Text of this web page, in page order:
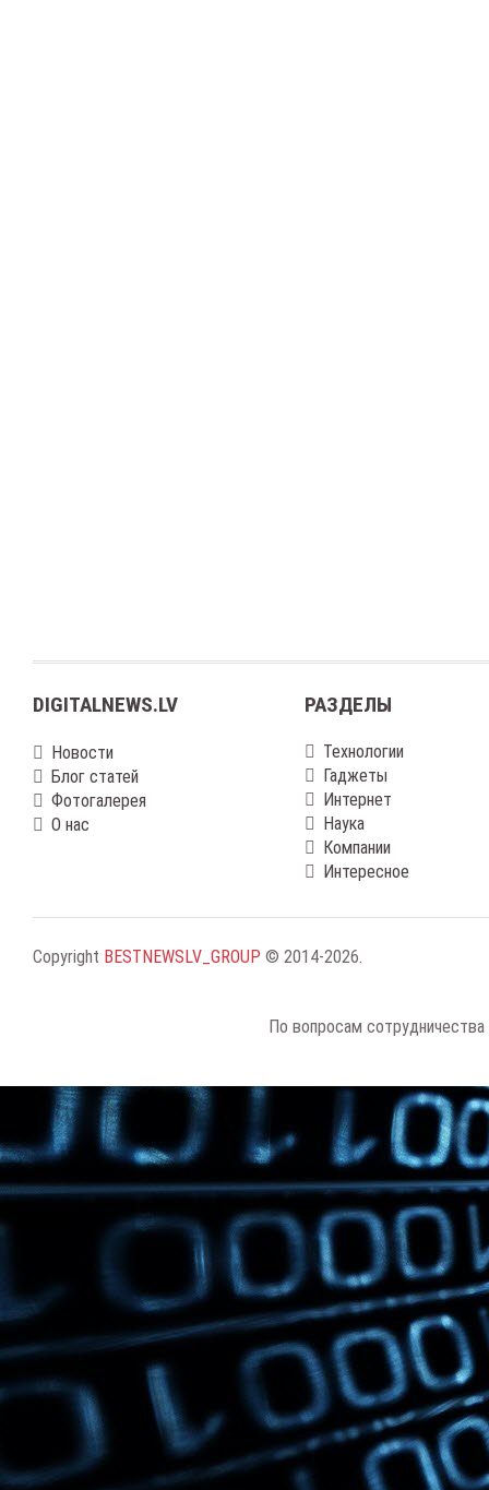
DIGITALNEWS.LV
Новости
Блог статей
Фотогалерея
О нас
РАЗДЕЛЫ
Технологии
Гаджеты
Интернет
Наука
Компании
Интересное
Copyright BESTNEWSLV_GROUP © 2014-2026.
По вопросам